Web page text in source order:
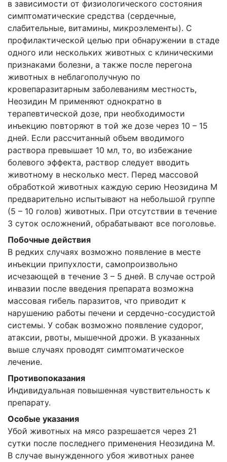
в зависимости от физиологического состояния
симптоматические средства (сердечные,
слабительные, витамины, микроэлементы). С
профилактической целью при обнаружении в стаде
одного или нескольких животных с клиническими
признаками болезни, а также после перегона
животных в неблагополучную по
кровепаразитарным заболеваниям местность,
Неозидин М применяют однократно в
терапевтической дозе, при необходимости
инъекцию повторяют в той же дозе через 10 – 15
дней. Если рассчитанный объем вводимого
раствора превышает 10 мл, то, во избежание
болевого эффекта, раствор следует вводить
животному в несколько мест. Перед массовой
обработкой животных каждую серию Неозидина М
предварительно испытывают на небольшой группе
(5 – 10 голов) животных. При отсутствии в течение
3 суток осложнений, обрабатывают все поголовье.
Побочные действия
В редких случаях возможно появление в месте
инъекции припухлости, самопроизвольно
исчезающей в течение 3 – 5 дней. В случае острой
инвазии после введения препарата возможна
массовая гибель паразитов, что приводит к
нарушению работы печени и сердечно-сосудистой
системы. У собак возможно появление судорог,
атаксии, рвоты, мышечной дрожи. В указанных
выше случаях проводят симптоматическое
лечение.
Противопоказания
Индивидуальная повышенная чувствительность к
препарату.
Особые указания
Убой животных на мясо разрешается через 21
сутки после последнего применения Неозидина М.
В случае вынужденного убоя животных ранее